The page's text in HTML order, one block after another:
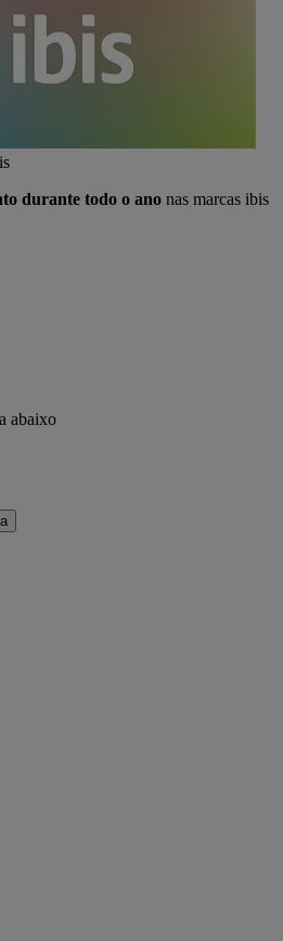
durante todo o ano nas marcas ibis
abaixo